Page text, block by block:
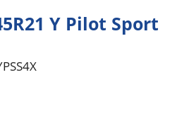
Y Pilot Sport